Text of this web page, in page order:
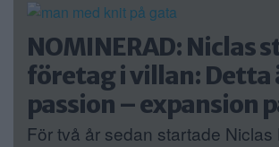
NOMINERAD: Niclas
företag i villan: Detta
passion – expansion
För två år sedan startade